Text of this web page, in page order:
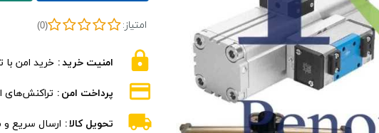
امتیاز: (0)
امنیت خرید خرید امن با
پرداخت امن تراکنش‌های
تحویل کالا ارسال سریع